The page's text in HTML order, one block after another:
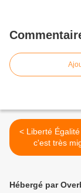
< Liberté Égalité Fraternité
c'est très
Hébergé par